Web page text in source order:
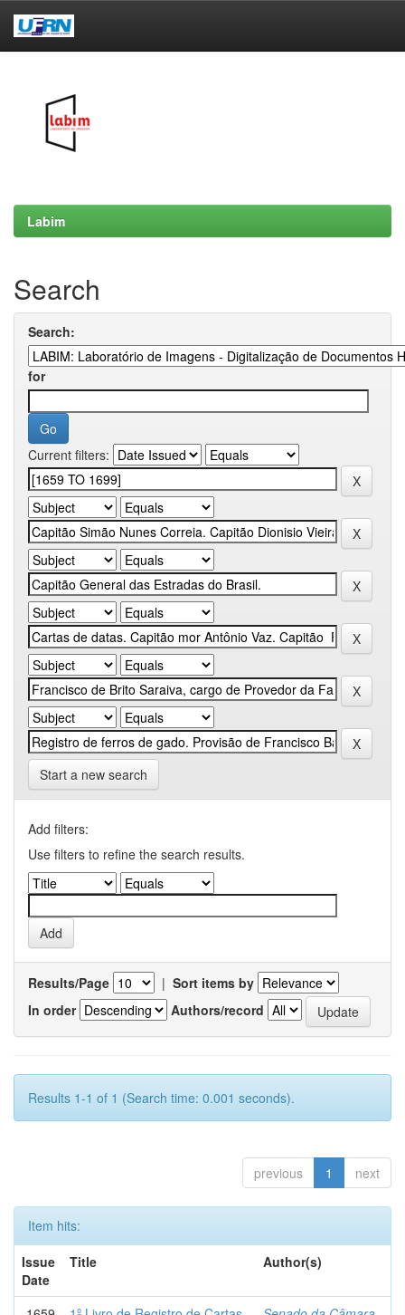
Labim
Search
Search:
for
Current filters:
Start a new search
Add filters:
Use filters to refine the search results.
Results/Page | Sort items by
In order
Authors/record
Results 1-1 of 1 (Search time: 0.001 seconds).
previous 1 next
Item hits:
Issue
Date
Title Author(s)